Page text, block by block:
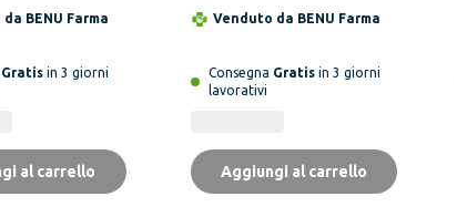
IMC
O2 e
da BENU Farma
Gratis in 3 giorni
al carrello
pressione e O2. Vari
notifiche delle app.
Venduto da BENU Farma
Consegna Gratisin 3 giorni
lavorativi
Aggiungi al carrello